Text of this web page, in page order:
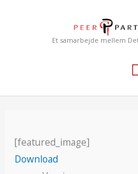
Et samarbejde mellem
[featured_image]
Download